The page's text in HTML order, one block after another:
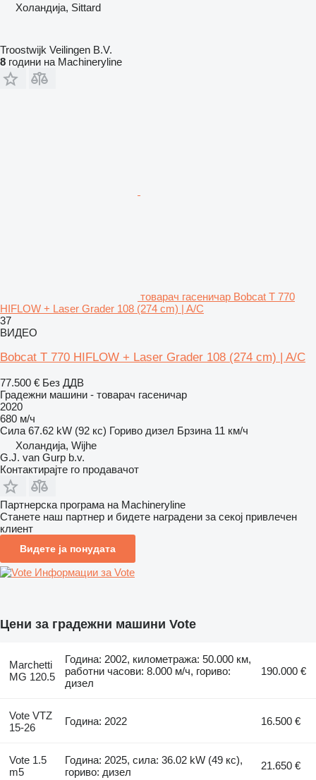
Холандија, Sittard
Troostwijk Veilingen B.V.
8 години на Machineryline
товарач гасеничар Bobcat T 770
HIFLOW + Laser Grader 108 (274 cm) | A/C
37
ВИДЕО
Bobcat T 770 HIFLOW + Laser Grader 108 (274 cm) | A/C
77.500 € Без ДДВ
Градежни машини - товарач гасеничар
2020
680 м/ч
Сила 67.62 kW (92 кс) Гориво дизел Брзина 11 км/ч
Холандија, Wijhe
G.J. van Gurp b.v.
Контактирајте го продавачот
Партнерска програма на Machineryline
Станете наш партнер и бидете наградени за секој привлечен
клиент
Видете ја понудата
Информации за Vote
Цени за градежни машини Vote
Marchetti
MG 120.5
Година: 2002, километража: 50.000 км,
работни часови: 8.000 м/ч, гориво:
дизел
190.000 €
Vote VTZ
15-26
Година: 2022 16.500 €
Vote 1.5
m5
Година: 2025, сила: 36.02 kW (49 кс),
гориво: дизел
21.650 €